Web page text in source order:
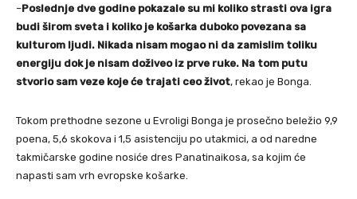
–Poslednje dve godine pokazale su mi koliko strasti ova igra
budi širom sveta i koliko je košarka duboko povezana sa
kulturom ljudi. Nikada nisam mogao ni da zamislim toliku
energiju dok je nisam doživeo iz prve ruke. Na tom putu
stvorio sam veze koje će trajati ceo život, rekao je Bonga.
Tokom prethodne sezone u Evroligi Bonga je prosečno beležio 9,9
poena, 5,6 skokova i 1,5 asistenciju po utakmici, a od naredne
takmičarske godine nosiće dres Panatinaikosa, sa kojim će
napasti sam vrh evropske košarke.